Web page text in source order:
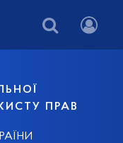
ПРАВ